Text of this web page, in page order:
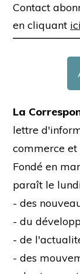
Contact
en cliquant ici
La
lettre
commerce et
Fondé en
paraît le
- des
- du
- de
- des